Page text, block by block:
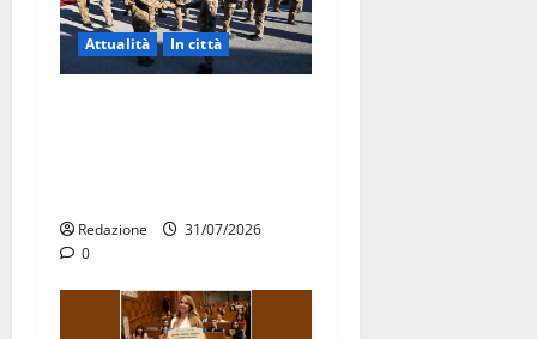
Attualità In città
Redazione
31/07/2026
0